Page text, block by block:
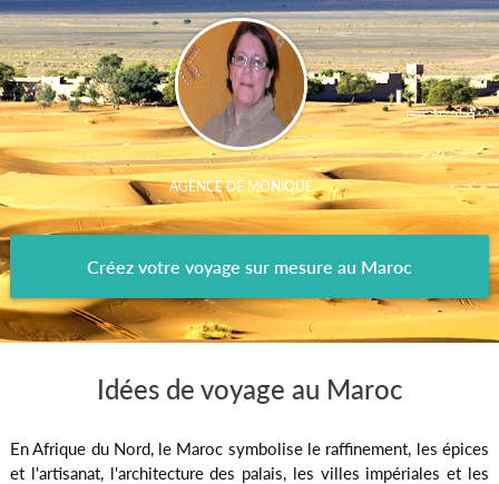
AGENCE DE MONIQUE
Créez votre voyage sur mesure au Maroc
Idées de voyage au Maroc
En Afrique du Nord, le Maroc symbolise le raffinement, les épices
et l'artisanat, l'architecture des palais, les villes impériales et les